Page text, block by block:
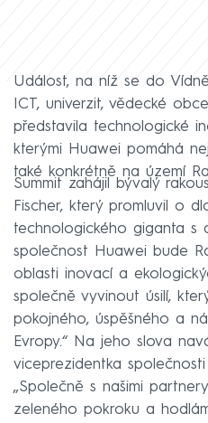
Událost, na níž se do
ICT, univerzit, vědecké
představila technologické
kterými Huawei pomáhá
také konkrétně na území
Summit zahájil bývalý
Fischer, který promluvil o
technologického giganta s
společnost Huawei bude
oblasti inovací a
společně vyvinout úsilí,
pokojného, úspěšného a
Evropy.“ Na jeho slova
viceprezidentka
„Společně s našimi
zeleného pokroku a